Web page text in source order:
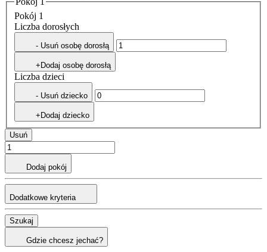
Pokój 1
Liczba dorosłych
- Usuń osobę dorosłą
+Dodaj osobę dorosłą
Liczba dzieci
- Usuń dziecko
+Dodaj dziecko
Usuń
Dodaj pokój
Dodatkowe kryteria
Szukaj
Gdzie chcesz jechać?